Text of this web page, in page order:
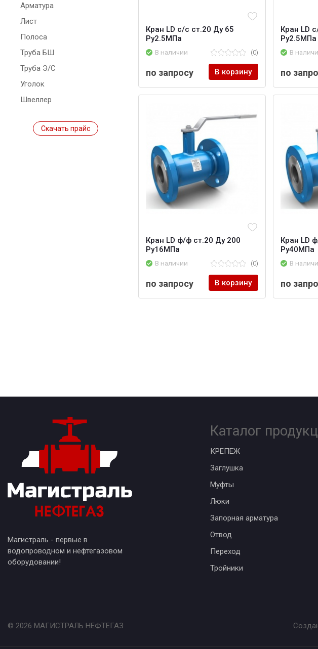
Арматура
Лист
Полоса
Труба БШ
Труба Э/С
Уголок
Швеллер
Скачать прайс
Кран LD с/с ст.20 Ду 65
Ру2.5МПа
В наличии (0)
по запросу В корзину
Кран LD
Ру2.5МПа
В
по
Кран LD ф/ф ст.20 Ду 200
Ру16МПа
В наличии (0)
по запросу В корзину
Кран LD
Ру40МПа
В
по
Магистраль - первые в
водопроводном и нефтегазовом
оборудовании!
Каталог
КРЕПЕЖ
Заглушка
Муфты
Люки
Запорная арматура
Отвод
Переход
Тройники
© 2026 МАГИСТРАЛЬ НЕФТЕГАЗ